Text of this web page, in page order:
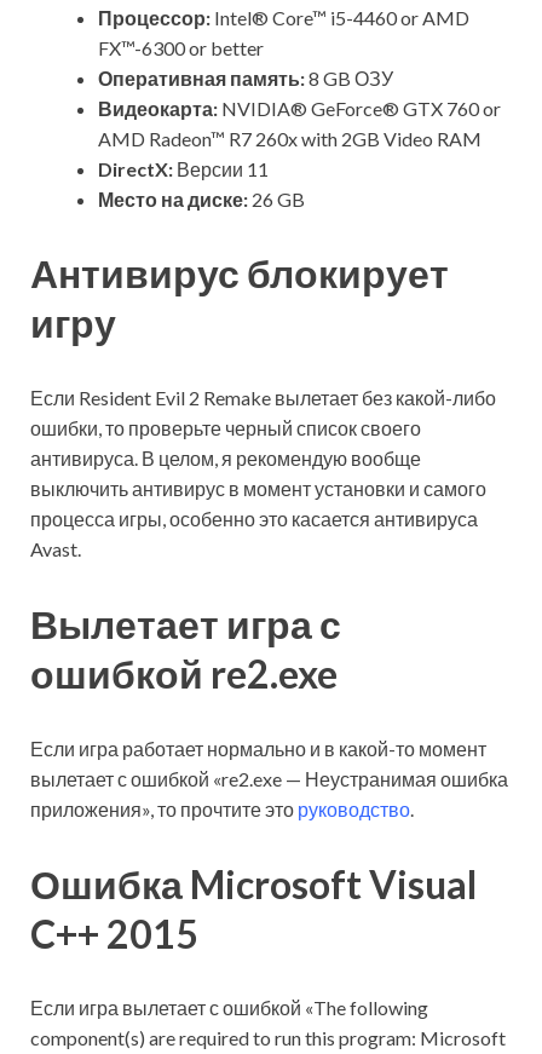
Процессор: Intel® Core™ i5-4460 or AMD
FX™-6300 or better
Оперативная память:8 GB ОЗУ
Видеокарта: NVIDIA® GeForce® GTX 760 or
AMD Radeon™ R7 260x with 2GB Video RAM
DirectX: Версии 11
Место на диске: 26 GB
Антивирус блокирует
игру
Если Resident Evil 2 Remake вылетает без какой-либо
ошибки, то проверьте черный список своего
антивируса. В целом, я рекомендую вообще
выключить антивирус в момент установки и самого
процесса игры, особенно это касается антивируса
Avast.
Вылетает игра с
ошибкой re2.exe
Если игра работает нормально и в какой-то момент
вылетает с ошибкой «re2.exe — Неустранимая ошибка
приложения», то прочтите это руководство
Ошибка Microsoft Visual
C++ 2015
Если игра вылетает с ошибкой «The following
component(s) are required to run this program: Microsoft